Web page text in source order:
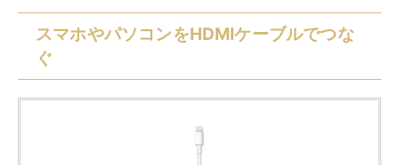
Apple Lightning - Digital AVアダプタ ​​​​​​​
created by Rinker
Apple(アップル)